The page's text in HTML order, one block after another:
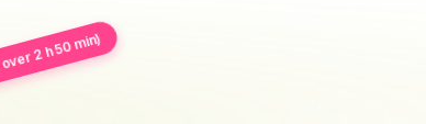
2 h 50 min)